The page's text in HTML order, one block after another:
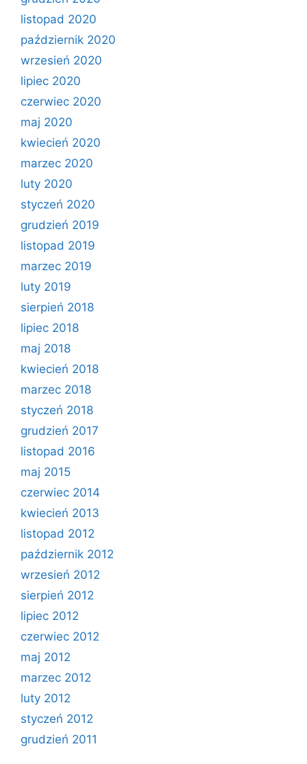
listopad 2020
październik 2020
wrzesień 2020
lipiec 2020
czerwiec 2020
maj 2020
kwiecień 2020
marzec 2020
luty 2020
styczeń 2020
grudzień 2019
listopad 2019
marzec 2019
luty 2019
sierpień 2018
lipiec 2018
maj 2018
kwiecień 2018
marzec 2018
styczeń 2018
grudzień 2017
listopad 2016
maj 2015
czerwiec 2014
kwiecień 2013
listopad 2012
październik 2012
wrzesień 2012
sierpień 2012
lipiec 2012
czerwiec 2012
maj 2012
marzec 2012
luty 2012
styczeń 2012
grudzień 2011